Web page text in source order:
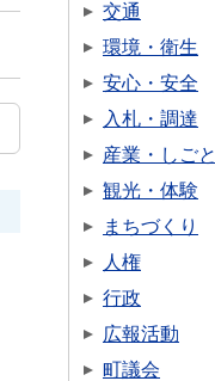
交通
環境・衛生
安心・安全
入札・調達
産業・しごと
観光・体験
まちづくり
人権
行政
広報活動
町議会